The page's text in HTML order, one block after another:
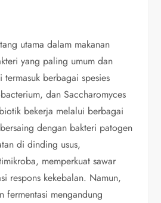
utama dalam makanan
yang paling umum dan
berbagai spesies
dan Saccharomyces
bekerja melalui berbagai
dengan bakteri patogen
di dinding usus,
memperkuat sawar
respons kekebalan. Namun,
fermentasi mengandung